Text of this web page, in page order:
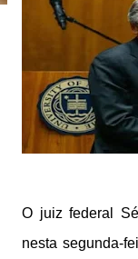
O juiz federal
nesta segunda-